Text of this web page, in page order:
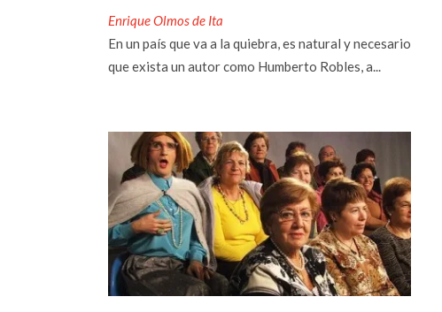
Enrique Olmos de Ita
En un país que va a la quiebra, es natural y necesario
que exista un autor como Humberto Robles, a...